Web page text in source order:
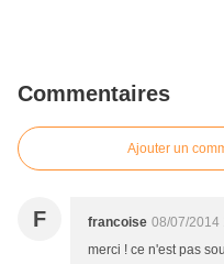
Commentaires
Ajouter un
F francoise 08/07/2014
merci ! ce n'est pas